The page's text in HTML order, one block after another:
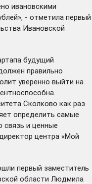
ивановскими
- отметила первый
Ивановской
будущий
правильно
уверенно выйти на
Сколково как раз
определить самые
связь и ценные
центра «Мой
первый заместитель
области Людмила